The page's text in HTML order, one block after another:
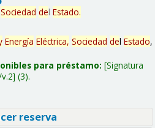
Sociedad del Estado.
Energía Eléctrica, Sociedad del Estado,
para préstamo: Signatura
(3).
reserva